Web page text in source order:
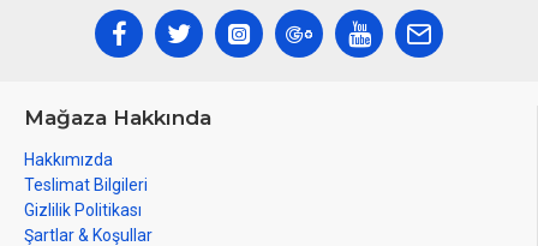
Mağaza Hakkında
Hakkımızda
Teslimat Bilgileri
Gizlilik Politikası
Şartlar & Koşullar